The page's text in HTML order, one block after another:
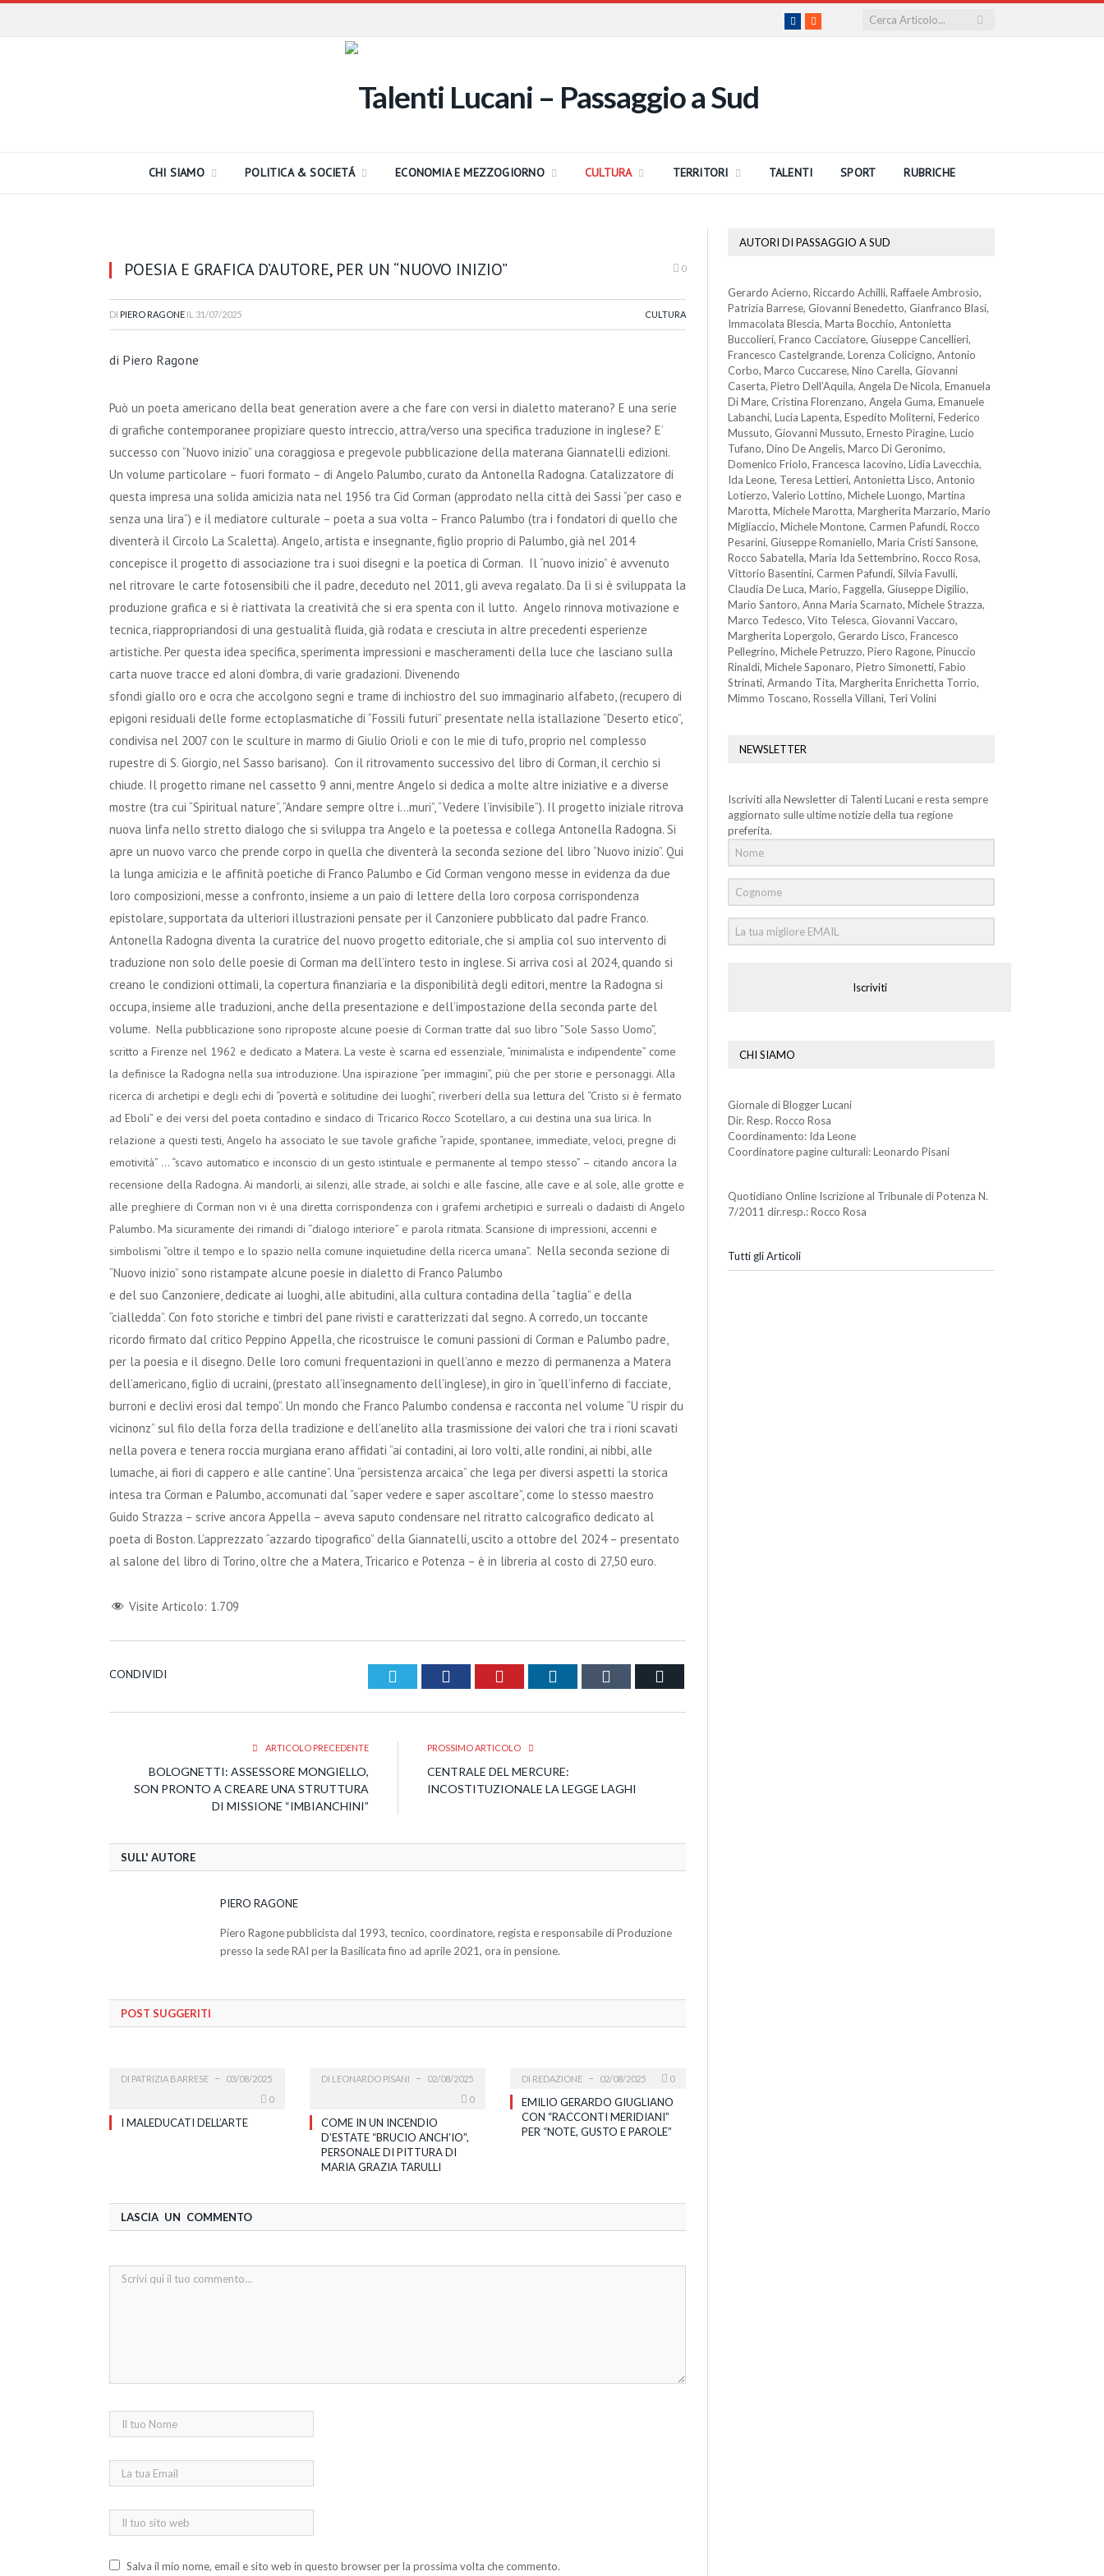
Facebook
RSS
CHI SIAMO POLITICA & SOCIETÁ ECONOMIA E MEZZOGIORNO CULTURA TERRITORI TALENTI SPORT RUBRICHE
POESIA E GRAFICA D’AUTORE, PER UN “NUOVO INIZIO” 0
DI PIERO RAGONE IL 31/07/2025 CULTURA
di Piero Ragone
Può un poeta americano della beat generation avere a che fare con versi in dialetto materano? E una serie
di grafiche contemporanee propiziare questo intreccio, attra/verso una specifica traduzione in inglese? E’
successo con “Nuovo inizio” una coraggiosa e pregevole pubblicazione della materana Giannatelli edizioni.
Un volume particolare – fuori formato – di Angelo Palumbo, curato da Antonella Radogna. Catalizzatore di
questa impresa una solida amicizia nata nel 1956 tra Cid Corman (approdato nella città dei Sassi “per caso e
senza una lira”) e il mediatore culturale – poeta a sua volta – Franco Palumbo (tra i fondatori di quello che
diventerà il Circolo La Scaletta). Angelo, artista e insegnante, figlio proprio di Palumbo, già nel 2014
concepisce il progetto di associazione tra i suoi disegni e la poetica di Corman. Il “nuovo inizio” è avvenuto
nel ritrovare le carte fotosensibili che il padre, deceduto nel 2011, gli aveva regalato. Da lì si è sviluppata la
produzione grafica e si è riattivata la creatività che si era spenta con il lutto. Angelo rinnova motivazione e
tecnica, riappropriandosi di una gestualità fluida, già rodata e cresciuta in altre precedenti esperienze
artistiche. Per questa idea specifica, sperimenta impressioni e mascheramenti della luce che lasciano sulla
carta nuove tracce ed aloni d’ombra, di varie gradazioni. Divenendo
sfondi giallo oro e ocra che accolgono segni e trame di inchiostro del suo immaginario alfabeto, (recupero di
epigoni residuali delle forme ectoplasmatiche di “Fossili futuri” presentate nella istallazione “Deserto etico”,
condivisa nel 2007 con le sculture in marmo di Giulio Orioli e con le mie di tufo, proprio nel complesso
rupestre di S. Giorgio, nel Sasso barisano). Con il ritrovamento successivo del libro di Corman, il cerchio si
chiude. Il progetto rimane nel cassetto 9 anni, mentre Angelo si dedica a molte altre iniziative e a diverse
mostre (tra cui “Spiritual nature”, “Andare sempre oltre i…muri”, “Vedere l’invisibile”). Il progetto iniziale ritrova
nuova linfa nello stretto dialogo che si sviluppa tra Angelo e la poetessa e collega Antonella Radogna. Si
apre un nuovo varco che prende corpo in quella che diventerà la seconda sezione del libro “Nuovo inizio”. Qui
la lunga amicizia e le affinità poetiche di Franco Palumbo e Cid Corman vengono messe in evidenza da due
loro composizioni, messe a confronto, insieme a un paio di lettere della loro corposa corrispondenza
epistolare, supportata da ulteriori illustrazioni pensate per il Canzoniere pubblicato dal padre Franco.
Antonella Radogna diventa la curatrice del nuovo progetto editoriale, che si amplia col suo intervento di
traduzione non solo delle poesie di Corman ma dell’intero testo in inglese. Si arriva così al 2024, quando si
creano le condizioni ottimali, la copertura finanziaria e la disponibilità degli editori, mentre la Radogna si
occupa, insieme alle traduzioni, anche della presentazione e dell’impostazione della seconda parte del
volume. Nella pubblicazione sono riproposte alcune poesie di Corman tratte dal suo libro ”Sole Sasso Uomo”,
scritto a Firenze nel 1962 e dedicato a Matera. La veste è scarna ed essenziale, “minimalista e indipendente” come
la definisce la Radogna nella sua introduzione. Una ispirazione “per immagini”, più che per storie e personaggi. Alla
ricerca di archetipi e degli echi di “povertà e solitudine dei luoghi”, riverberi della sua lettura del “Cristo si è fermato
ad Eboli” e dei versi del poeta contadino e sindaco di Tricarico Rocco Scotellaro, a cui destina una sua lirica. In
relazione a questi testi, Angelo ha associato le sue tavole grafiche “rapide, spontanee, immediate, veloci, pregne di
emotività” … “scavo automatico e inconscio di un gesto istintuale e permanente al tempo stesso” – citando ancora la
recensione della Radogna. Ai mandorli, ai silenzi, alle strade, ai solchi e alle fascine, alle cave e al sole, alle grotte e
alle preghiere di Corman non vi è una diretta corrispondenza con i grafemi archetipici e surreali o dadaisti di Angelo
Palumbo. Ma sicuramente dei rimandi di “dialogo interiore” e parola ritmata. Scansione di impressioni, accenni e
simbolismi “oltre il tempo e lo spazio nella comune inquietudine della ricerca umana”. Nella seconda sezione di
“Nuovo inizio” sono ristampate alcune poesie in dialetto di Franco Palumbo
e del suo Canzoniere, dedicate ai luoghi, alle abitudini, alla cultura contadina della “taglia” e della
“cialledda”. Con foto storiche e timbri del pane rivisti e caratterizzati dal segno. A corredo, un toccante
ricordo firmato dal critico Peppino Appella, che ricostruisce le comuni passioni di Corman e Palumbo padre,
per la poesia e il disegno. Delle loro comuni frequentazioni in quell’anno e mezzo di permanenza a Matera
dell’americano, figlio di ucraini, (prestato all’insegnamento dell’inglese), in giro in “quell’inferno di facciate,
burroni e declivi erosi dal tempo”. Un mondo che Franco Palumbo condensa e racconta nel volume “U rispir du
vicinonz” sul filo della forza della tradizione e dell’anelito alla trasmissione dei valori che tra i rioni scavati
nella povera e tenera roccia murgiana erano affidati “ai contadini, ai loro volti, alle rondini, ai nibbi, alle
lumache, ai fiori di cappero e alle cantine”. Una “persistenza arcaica” che lega per diversi aspetti la storica
intesa tra Corman e Palumbo, accomunati dal “saper vedere e saper ascoltare”, come lo stesso maestro
Guido Strazza – scrive ancora Appella – aveva saputo condensare nel ritratto calcografico dedicato al
poeta di Boston. L’apprezzato “azzardo tipografico” della Giannatelli, uscito a ottobre del 2024 – presentato
al salone del libro di Torino, oltre che a Matera, Tricarico e Potenza – è in libreria al costo di 27,50 euro.
Visite Articolo: 1.709
CONDIVIDI Twitter Facebook Pinterest LinkedIn Tumblr
ARTICOLO PRECEDENTE
BOLOGNETTI: ASSESSORE MONGIELLO,
SON PRONTO A CREARE UNA STRUTTURA
DI MISSIONE “IMBIANCHINI”
PROSSIMO ARTICOLO
CENTRALE DEL MERCURE:
INCOSTITUZIONALE LA LEGGE LAGHI
SULL' AUTORE
PIERO RAGONE
Piero Ragone pubblicista dal 1993, tecnico, coordinatore, regista e responsabile di Produzione
presso la sede RAI per la Basilicata fino ad aprile 2021, ora in pensione.
POST SUGGERITI
DI PATRIZIA BARRESE
03/08/2025
0
I MALEDUCATI DELL’ARTE
DI LEONARDO PISANI
02/08/2025
0
COME IN UN INCENDIO
D’ESTATE “BRUCIO ANCH’IO”,
PERSONALE DI PITTURA DI
MARIA GRAZIA TARULLI
DI REDAZIONE 02/08/2025 0
EMILIO GERARDO GIUGLIANO
CON “RACCONTI MERIDIANI”
PER “NOTE, GUSTO E PAROLE”
LASCIA UN COMMENTO
Salva il mio nome, email e sito web in questo browser per la prossima volta che commento.
AUTORI DI PASSAGGIO A SUD
Gerardo Acierno, Riccardo Achilli, Raffaele Ambrosio,
Patrizia Barrese, Giovanni Benedetto, Gianfranco Blasi,
Immacolata Blescia, Marta Bocchio, Antonietta
Buccolieri, Franco Cacciatore, Giuseppe Cancellieri,
Francesco Castelgrande, Lorenza Colicigno, Antonio
Corbo, Marco Cuccarese, Nino Carella, Giovanni
Caserta, Pietro Dell’Aquila, Angela De Nicola, Emanuela
Di Mare, Cristina Florenzano, Angela Guma, Emanuele
Labanchi, Lucia Lapenta, Espedito Moliterni, Federico
Mussuto, Giovanni Mussuto, Ernesto Piragine, Lucio
Tufano, Dino De Angelis, Marco Di Geronimo,
Domenico Friolo, Francesca Iacovino, Lidia Lavecchia,
Ida Leone, Teresa Lettieri, Antonietta Lisco, Antonio
Lotierzo, Valerio Lottino, Michele Luongo, Martina
Marotta, Michele Marotta, Margherita Marzario, Mario
Migliaccio, Michele Montone, Carmen Pafundi, Rocco
Pesarini, Giuseppe Romaniello, Maria Cristi Sansone,
Rocco Sabatella, Maria Ida Settembrino, Rocco Rosa,
Vittorio Basentini, Carmen Pafundi, Silvia Favulli,
Claudia De Luca, Mario, Faggella, Giuseppe Digilio,
Mario Santoro, Anna Maria Scarnato, Michele Strazza,
Marco Tedesco, Vito Telesca, Giovanni Vaccaro,
Margherita Lopergolo, Gerardo Lisco, Francesco
Pellegrino, Michele Petruzzo, Piero Ragone, Pinuccio
Rinaldi, Michele Saponaro, Pietro Simonetti, Fabio
Strinati, Armando Tita, Margherita Enrichetta Torrio,
Mimmo Toscano, Rossella Villani, Teri Volini
NEWSLETTER
Iscriviti alla Newsletter di Talenti Lucani e resta sempre
aggiornato sulle ultime notizie della tua regione
preferita.
Iscriviti
CHI SIAMO
Giornale di Blogger Lucani
Dir. Resp. Rocco Rosa
Coordinamento: Ida Leone
Coordinatore pagine culturali: Leonardo Pisani
Quotidiano Online Iscrizione al Tribunale di Potenza N.
7/2011 dir.resp.: Rocco Rosa
Tutti gli Articoli